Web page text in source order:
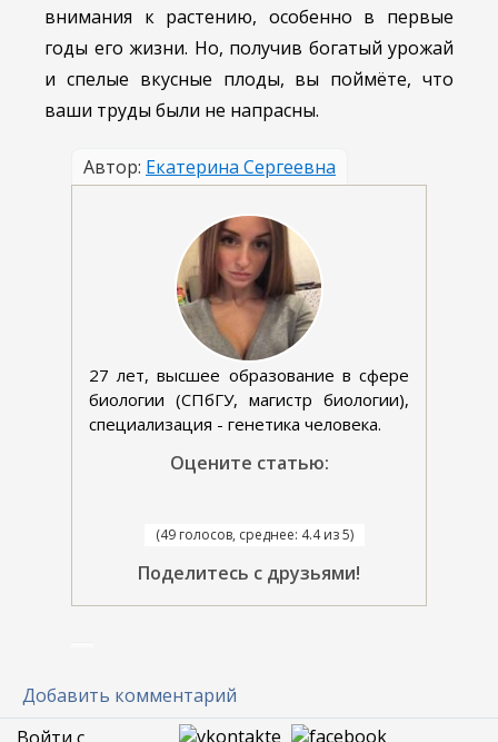
внимания к растению, особенно в первые
годы его жизни. Но, получив богатый урожай
и спелые вкусные плоды, вы поймёте, что
ваши труды были не напрасны.
Автор: Екатерина Сергеевна
27 лет, высшее образование в сфере
биологии (СПбГУ, магистр биологии),
специализация - генетика человека.
Оцените статью:
(49 голосов, среднее: 4.4 из 5)
Поделитесь с друзьями!
Добавить комментарий